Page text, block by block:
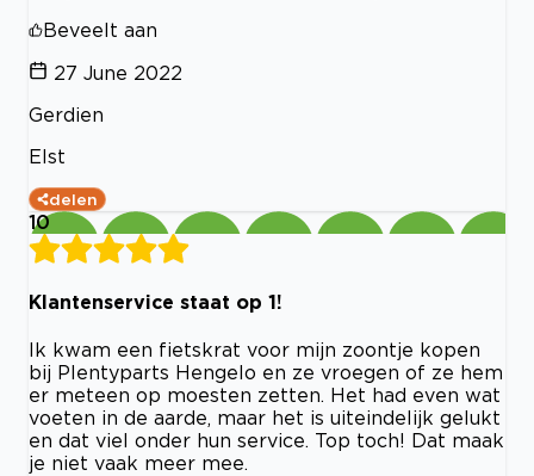
Beveelt aan
27 June 2022
Gerdien
Elst
delen
10
Klantenservice staat op 1!
Ik kwam een fietskrat voor mijn zoontje kopen
bij Plentyparts Hengelo en ze vroegen of ze hem
er meteen op moesten zetten. Het had even wat
voeten in de aarde, maar het is uiteindelijk gelukt
en dat viel onder hun service. Top toch! Dat maak
je niet vaak meer mee.